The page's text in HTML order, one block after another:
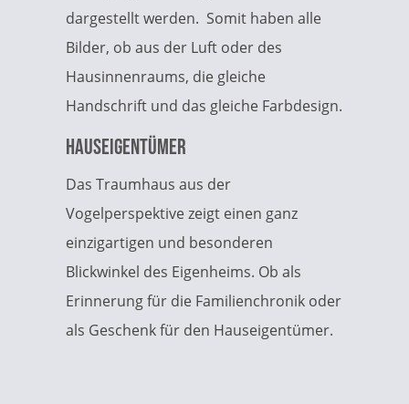
dargestellt werden. Somit haben alle
Bilder, ob aus der Luft oder des
Hausinnenraums, die gleiche
Handschrift und das gleiche Farbdesign.
Hauseigentümer
Das Traumhaus aus der
Vogelperspektive zeigt einen ganz
einzigartigen und besonderen
Blickwinkel des Eigenheims. Ob als
Erinnerung für die Familienchronik oder
als Geschenk für den Hauseigentümer.